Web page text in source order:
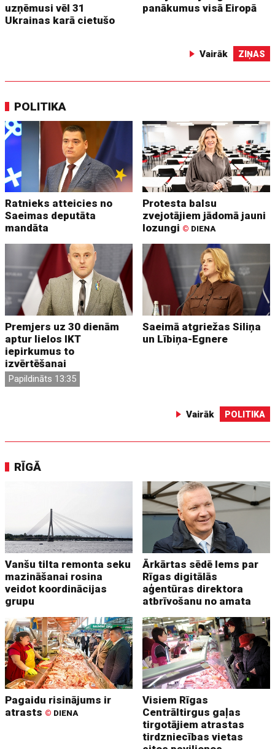
uzņēmusi vēl 31
Ukrainas karā cietušo
panākumus visā Eiropā
Vairāk ZIŅAS
POLITIKA
Ratnieks atteicies no
Saeimas deputāta
mandāta
Protesta balsu
zvejotājiem jādomā jauni
lozungi © DIENA
Premjers uz 30 dienām
aptur lielos IKT
iepirkumus to
izvērtēšanai
Papildināts 13:35
Saeimā atgriežas Siliņa
un Lībiņa-Egnere
Vairāk POLITIKA
RĪGĀ
Vanšu tilta remonta seku
mazināšanai rosina
veidot koordinācijas
grupu
Ārkārtas sēdē lems par
Rīgas digitālās
aģentūras direktora
atbrīvošanu no amata
Pagaidu risinājums ir
atrasts © DIENA
Visiem Rīgas
Centrāltirgus gaļas
tirgotājiem atrastas
tirdzniecības vietas